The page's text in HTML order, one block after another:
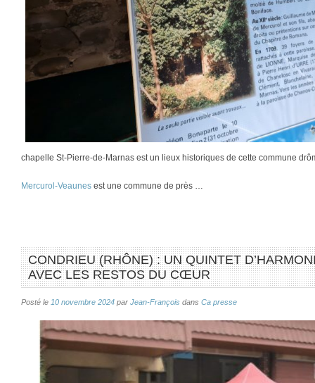
chapelle St-Pierre-de-Marnas est un lieux historiques de cette commune
Mercurol-Veaunes est une commune de près …
CONDRIEU (RHÔNE) : UN QUINTET
AVEC LES RESTOS DU CŒUR
Posté le 10 novembre 2024 par Jean-François dans Ca presse